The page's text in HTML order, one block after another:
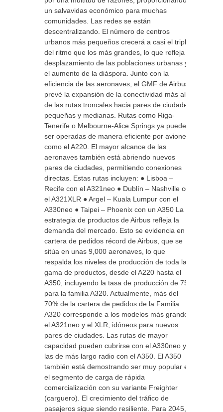
un salvavidas económico para muchas
comunidades. Las redes se están
descentralizando. El número de centros
urbanos más pequeños crecerá a casi el triple
del ritmo que los más grandes, lo que refleja el
desplazamiento de las poblaciones urbanas y
el aumento de la diáspora. Junto con la
eficiencia de las aeronaves, el GMF de Airbus
prevé la expansión de la conectividad más allá
de las rutas troncales hacia pares de ciudades
pequeñas y medianas. Rutas como Riga-
Tenerife o Melbourne-Alice Springs ya pueden
ser operadas de manera eficiente por aviones
como el A220. El mayor alcance de las
aeronaves también está abriendo nuevos
pares de ciudades, permitiendo conexiones
directas. Estas rutas incluyen: ● Lisboa –
Recife con el A321neo ● Dublín – Nashville con
el A321XLR ● Argel – Kuala Lumpur con el
A330neo ● Taipei – Phoenix con un A350 La
estrategia de productos de Airbus refleja la
demanda del mercado. Esto se evidencia en la
cartera de pedidos récord de Airbus, que se
sitúa en unas 9,000 aeronaves, lo que
respalda los niveles de producción de toda la
gama de productos, desde el A220 hasta el
A350, incluyendo la tasa de producción de 75
para la familia A320. Actualmente, más del
70% de la cartera de pedidos de la Familia
A320 corresponde a los modelos más grandes,
el A321neo y el XLR, idóneos para nuevos
pares de ciudades. Las rutas de mayor
capacidad pueden cubrirse con el A330neo y
las de más largo radio con el A350. El A350
también está demostrando ser muy popular en
el segmento de carga de rápida
comercialización con su variante Freighter
(carguero). El crecimiento del tráfico de
pasajeros sigue siendo resiliente. Para 2045, el